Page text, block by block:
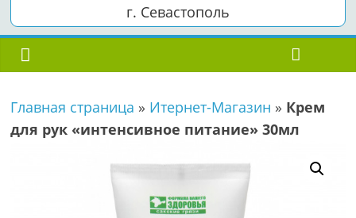
г. Севастополь
Главная страница » Итернет-Магазин » Крем
для рук «интенсивное питание» 30мл